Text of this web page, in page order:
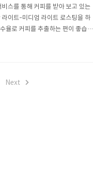
스를 통해 커피를 받아 보고 있는
이트-미디엄 라이트 로스팅을 하
율로 커피를 추출하는 편이 좋습니
내는 사람도 많은 것 같습니다.제
Next